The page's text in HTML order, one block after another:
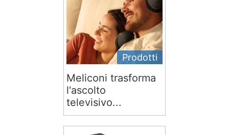
Prodotti
Meliconi trasforma
l'ascolto
televisivo...